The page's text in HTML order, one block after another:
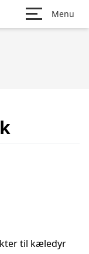
Menu
til kæledyr